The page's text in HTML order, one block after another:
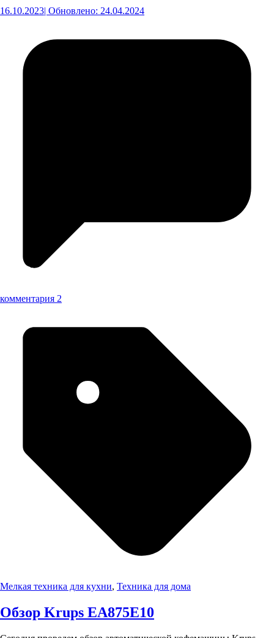
16.10.2023| Обновлено: 24.04.2024
комментария 2
Мелкая техника для кухни, Техника для дома
Обзор Krups EA875E10